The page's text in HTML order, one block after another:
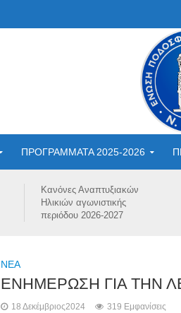
ΠΡΟΓΡΑΜΜΑΤΑ 2025-2026
Κανόνες Αναπτυξιακών
Ηλικιών αγωνιστικής
περιόδου 2026-2027
NEA
ΕΝΗΜΕΡΩΣΗ ΓΙΑ ΤΗΝ
18 Δεκέμβριος2024 319 Εμφανίσεις